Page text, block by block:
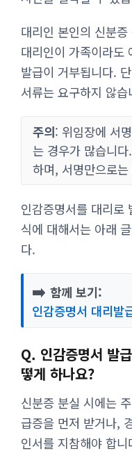
대리인 본인의 신분
대리인이 가족이라도
발급이 거부됩니다.
서류는 요구하지 않습
주의: 위임장에 서
는 경우가 많습니
하며, 서명만으로
인감증명서를 대리로
식에 대해서는 아래
다.
➡️ 함께 보기:
인감증명서 대리발
Q. 인감증명서 발
떻게 하나요?
신분증 분실 시에는
급증을 먼저 받거나,
인서를 지참해야 합